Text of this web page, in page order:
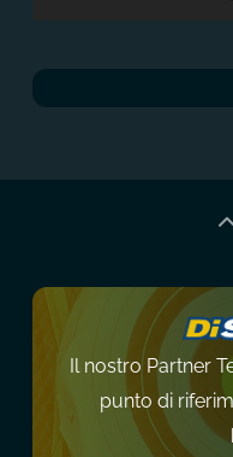
Il nostro Partner
punto di